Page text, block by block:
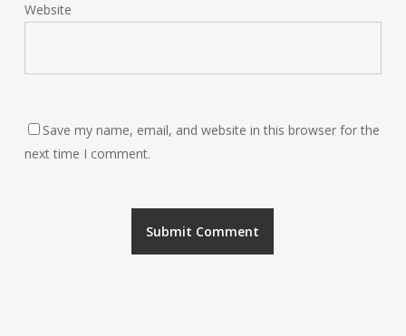
Website
Save my name, email, and website in this browser for the
next time I comment.